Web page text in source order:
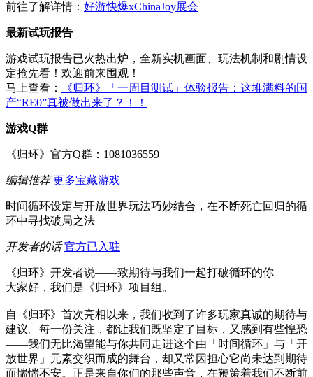
前往了解详情： 好游快爆xChinaJoy展会
最新试玩报告
游戏试玩报告已火热出炉，全新实机画面、玩法机制和剧情设
定抢先看！欢迎前来围观！
马上查看：
《归环》「一周目测试」体验报告：这堆满料的国
产“RE0”真被做出来了？！！
游戏Q群
《归环》官方Q群：1081036559
编辑推荐 更多宝藏游戏
时间循环设定与开放世界玩法巧妙结合，在不断死亡回归的循
环中寻找破局之法
开发者的话 官方已入驻
《归环》开发者说——致期待与我们一起打破循环的你
大家好，我们是《归环》项目组。
自《归环》首次亮相以来，我们收到了许多玩家真诚的期待与
建议。每一份关注，都让我们既坚定了目标，又感到有些惶恐
——我们无比渴望能与你共同走进这个由「时间循环」与「开
放世界」元素交织而成的舞台，却又常因担心它尚未达到期待
而惴惴不安。正是来自你们的那些声音，在鞭策着我们不断前